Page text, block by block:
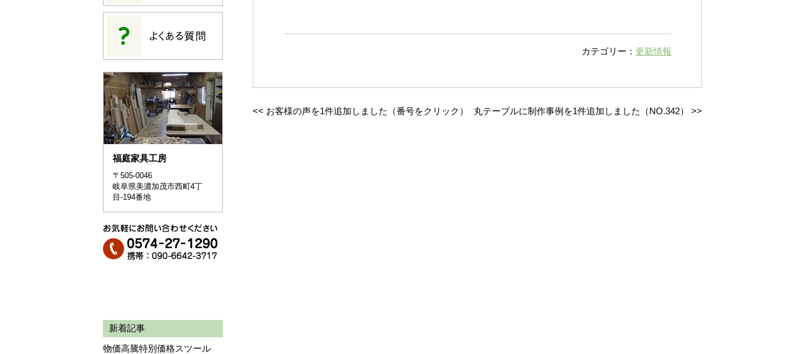
福庭家具工房
〒505-0046
岐阜県美濃加茂市西町4丁
目-194番地
新着記事
物価高騰特別価格スツール
カテゴリー： 更新情報
<< お客様の声を1件追加しました（番号をクリック） 丸テーブルに制作事例を1件追加しました（NO.342） >>